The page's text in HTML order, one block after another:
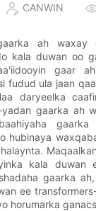
CANWIN
ah
kala duwan oo
gaar
fudud ula jaan
daryeelka
yadan gaarka ah
hubinaya
kala duwan
gaarka
ee
horumarka